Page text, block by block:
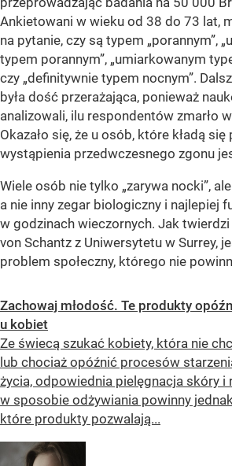
Ankietowani w wieku od 38 do 73 lat,
na pytanie, czy są typem „porannym”,
typem porannym”, „umiarkowanym
czy „definitywnie typem nocnym”.
była dość przerażająca, ponieważ
analizowali, ilu respondentów zmarło
Okazało się, że u osób, które kładą się
wystąpienia przedwczesnego zgonu
Wiele osób nie tylko „zarywa nocki”,
a nie inny zegar biologiczny i najlepiej
w godzinach wieczornych. Jak
von Schantz z Uniwersytetu w Surrey,
problem społeczny, którego nie
Zachowaj młodość. Te produkty
u kobiet
Ze świecą szukać kobiety, która nie
lub chociaż opóźnić procesów
życia, odpowiednia pielęgnacja skóry i
w sposobie odżywiania powinny
które produkty pozwalają...